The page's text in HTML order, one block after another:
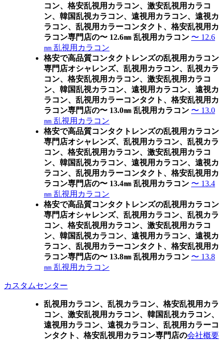
コン、格安乱視用カラコン、激安乱視用カラコ
ン、韓国乱視カラコン、遠視用カラコン、遠視カ
ラコン、乱視用カラーコンタクト、格安乱視用カ
ラコン専門店の〜 12.6㎜ 乱視用カラコン 〜 12.6
㎜ 乱視用カラコン
格安で高品質コンタクトレンズの乱視用カラコン
専門店オシャレンズ、乱視用カラコン、乱視カラ
コン、格安乱視用カラコン、激安乱視用カラコ
ン、韓国乱視カラコン、遠視用カラコン、遠視カ
ラコン、乱視用カラーコンタクト、格安乱視用カ
ラコン専門店の〜 13.0㎜ 乱視用カラコン 〜 13.0
㎜ 乱視用カラコン
格安で高品質コンタクトレンズの乱視用カラコン
専門店オシャレンズ、乱視用カラコン、乱視カラ
コン、格安乱視用カラコン、激安乱視用カラコ
ン、韓国乱視カラコン、遠視用カラコン、遠視カ
ラコン、乱視用カラーコンタクト、格安乱視用カ
ラコン専門店の〜 13.4㎜ 乱視用カラコン 〜 13.4
㎜ 乱視用カラコン
格安で高品質コンタクトレンズの乱視用カラコン
専門店オシャレンズ、乱視用カラコン、乱視カラ
コン、格安乱視用カラコン、激安乱視用カラコ
ン、韓国乱視カラコン、遠視用カラコン、遠視カ
ラコン、乱視用カラーコンタクト、格安乱視用カ
ラコン専門店の〜 13.8㎜ 乱視用カラコン 〜 13.8
㎜ 乱視用カラコン
カスタムセンター
乱視用カラコン、乱視カラコン、格安乱視用カラ
コン、激安乱視用カラコン、韓国乱視カラコン、
遠視用カラコン、遠視カラコン、乱視用カラーコ
ンタクト、格安乱視用カラコン専門店の会社概要